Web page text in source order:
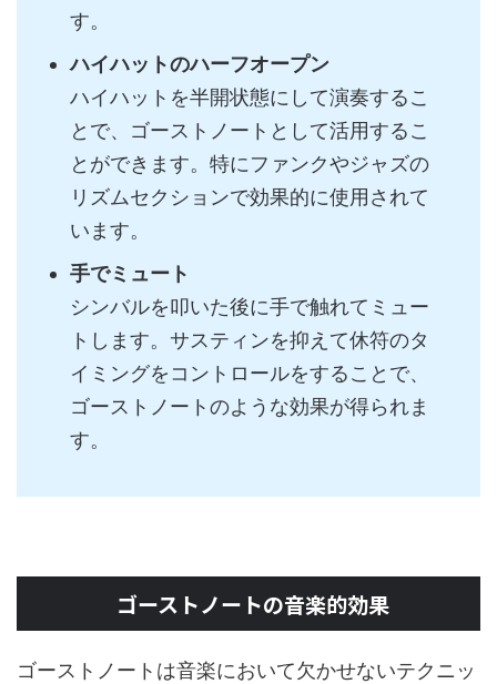
す。
ハイハットのハーフオープン
ハイハットを半開状態にして演奏するこ
とで、ゴーストノートとして活用するこ
とができます。特にファンクやジャズの
リズムセクションで効果的に使用されて
います。
手でミュート
シンバルを叩いた後に手で触れてミュー
トします。サスティンを抑えて休符のタ
イミングをコントロールをすることで、
ゴーストノートのような効果が得られま
す。
ゴーストノートの音楽的効果
ゴーストノートは音楽において欠かせないテクニッ